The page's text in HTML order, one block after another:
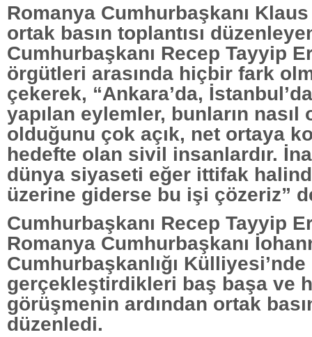
Romanya Cumhurbaşkanı
ortak basın toplantısı
Cumhurbaşkanı Recep Tayyip
örgütleri arasında hiçbir fark
çekerek, “Ankara’da,
yapılan eylemler, bunların nasıl
olduğunu çok açık, net ortaya
hedefte olan sivil insanlardır.
dünya siyaseti eğer ittifak
üzerine giderse bu işi çözeriz”
Cumhurbaşkanı Recep Tayyip
Romanya Cumhurbaşkanı
Cumhurbaşkanlığı Külliyesi’nde
gerçekleştirdikleri baş başa ve
görüşmenin ardından ortak
düzenledi.